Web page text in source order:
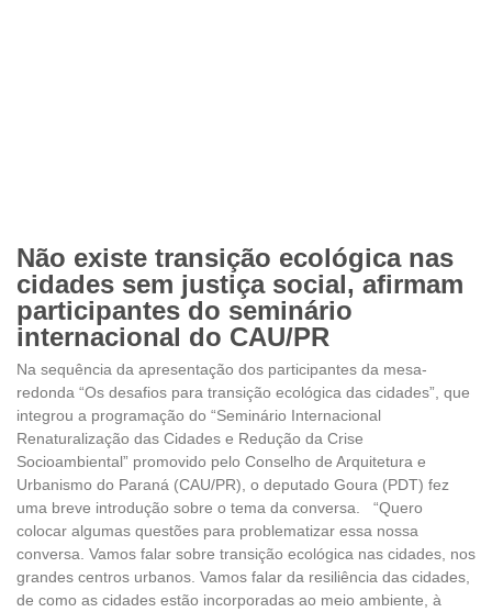
Não existe transição ecológica nas
cidades sem justiça social, afirmam
participantes do seminário
internacional do CAU/PR
Na sequência da apresentação dos participantes da mesa-
redonda “Os desafios para transição ecológica das cidades”, que
integrou a programação do “Seminário Internacional
Renaturalização das Cidades e Redução da Crise
Socioambiental” promovido pelo Conselho de Arquitetura e
Urbanismo do Paraná (CAU/PR), o deputado Goura (PDT) fez
uma breve introdução sobre o tema da conversa. “Quero
colocar algumas questões para problematizar essa nossa
conversa. Vamos falar sobre transição ecológica nas cidades, nos
grandes centros urbanos. Vamos falar da resiliência das cidades,
de como as cidades estão incorporadas ao meio ambiente, à